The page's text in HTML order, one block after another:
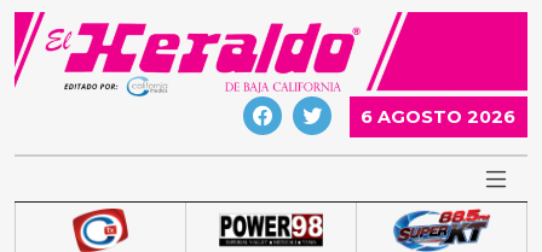
Skip
content
6 AGOSTO 2026